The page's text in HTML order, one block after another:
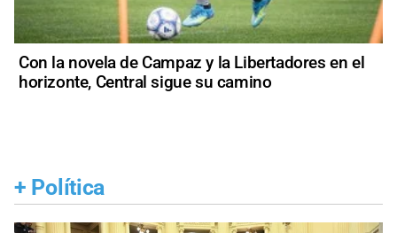
Con la novela de Campaz y la Libertadores en el
horizonte, Central sigue su camino
+ Política